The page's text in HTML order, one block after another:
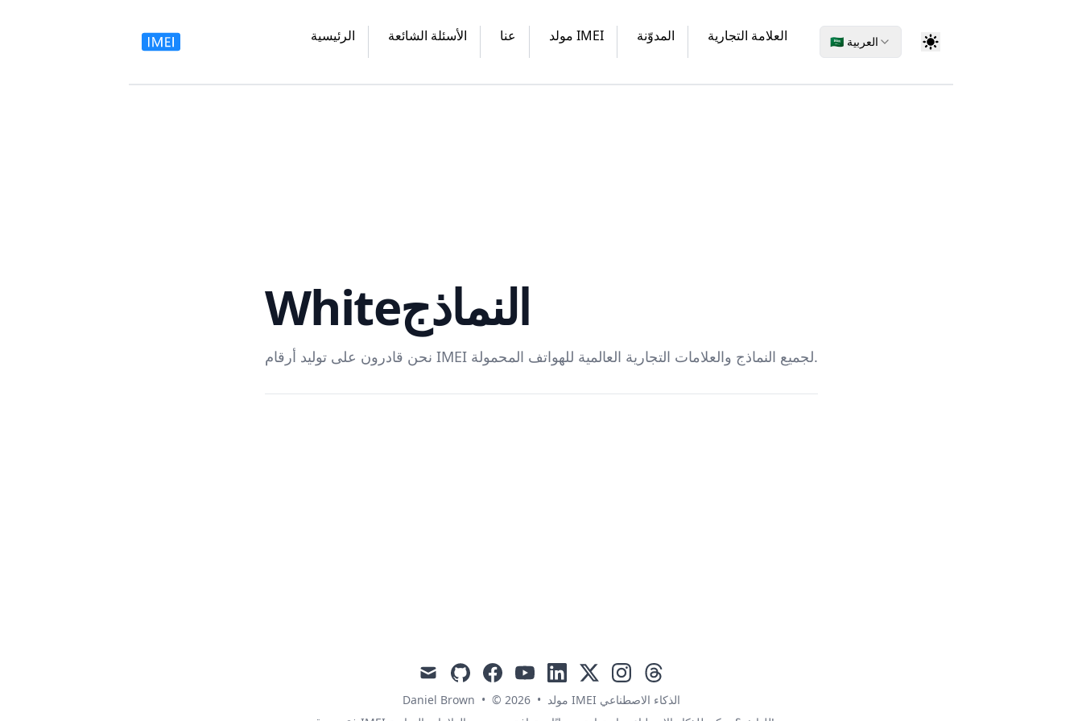
الرئيسية الأسئلة الشائعة عنا مولد IMEI المدوّنة العلامة التجارية 🇸🇦 العربية
Whiteالنماذج
نحن قادرون على توليد أرقام IMEI لجميع النماذج والعلامات التجارية العالمية للهواتف المحمولة.
mail githubfacebookyoutubelinkedin
x instagramthreads
Daniel Brown • © 2026 •
مولد IMEI الذكاء الاصطناعي